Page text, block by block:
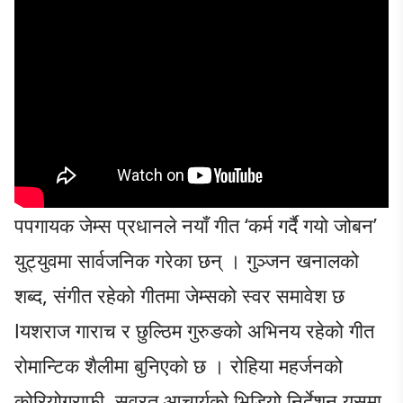
पपगायक जेम्स प्रधानले नयाँ गीत ‘कर्म गर्दै गयो जोबन’
युट्युवमा सार्वजनिक गरेका छन् । गुञ्जन खनालको
शब्द, संगीत रहेको गीतमा जेम्सको स्वर समावेश छ
lयशराज गाराच र छुल्ठिम गुरुङको अभिनय रहेको गीत
रोमान्टिक शैलीमा बुनिएको छ । रोहिया महर्जनको